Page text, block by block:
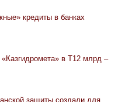
кредиты в банках
в Т12 млрд –
защиты создали для